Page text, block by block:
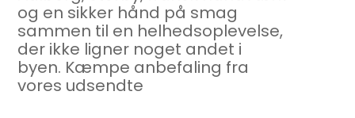
og en sikker hånd på smag
sammen til en helhedsoplevelse,
der ikke ligner noget andet i
byen. Kæmpe anbefaling fra
vores udsendte